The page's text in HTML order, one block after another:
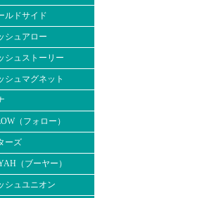
ルドサイド
シュアロー
シュストーリー
シュマグネット
（フォロー）
ーズ
（ブーヤー）
シュユニオン